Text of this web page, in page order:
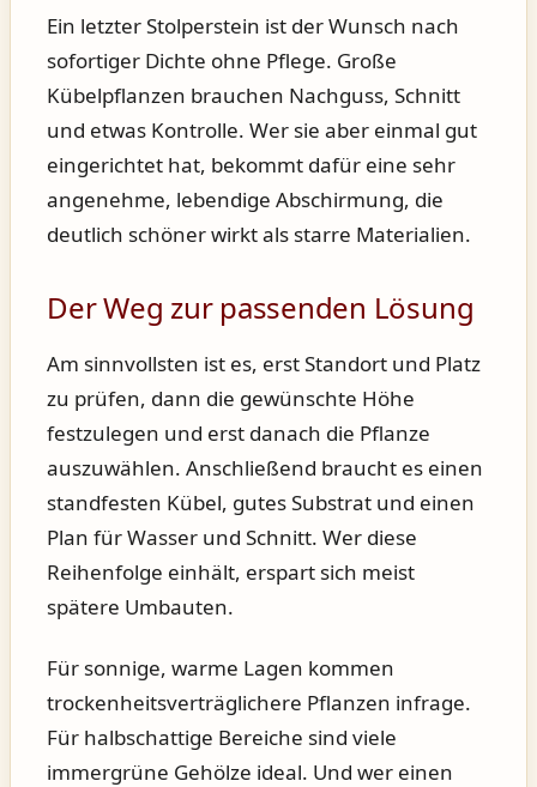
Ein letzter Stolperstein ist der Wunsch nach
sofortiger Dichte ohne Pflege. Große
Kübelpflanzen brauchen Nachguss, Schnitt
und etwas Kontrolle. Wer sie aber einmal gut
eingerichtet hat, bekommt dafür eine sehr
angenehme, lebendige Abschirmung, die
deutlich schöner wirkt als starre Materialien.
Der Weg zur passenden Lösung
Am sinnvollsten ist es, erst Standort und Platz
zu prüfen, dann die gewünschte Höhe
festzulegen und erst danach die Pflanze
auszuwählen. Anschließend braucht es einen
standfesten Kübel, gutes Substrat und einen
Plan für Wasser und Schnitt. Wer diese
Reihenfolge einhält, erspart sich meist
spätere Umbauten.
Für sonnige, warme Lagen kommen
trockenheitsverträglichere Pflanzen infrage.
Für halbschattige Bereiche sind viele
immergrüne Gehölze ideal. Und wer einen